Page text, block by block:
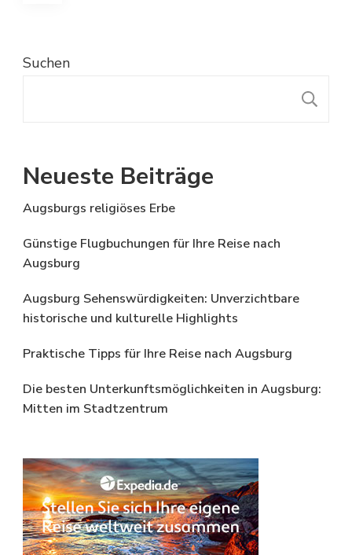
Suchen
Neueste Beiträge
Augsburgs religiöses Erbe
Günstige Flugbuchungen für Ihre Reise nach
Augsburg
Augsburg Sehenswürdigkeiten: Unverzichtbare
historische und kulturelle Highlights
Praktische Tipps für Ihre Reise nach Augsburg
Die besten Unterkunftsmöglichkeiten in Augsburg:
Mitten im Stadtzentrum